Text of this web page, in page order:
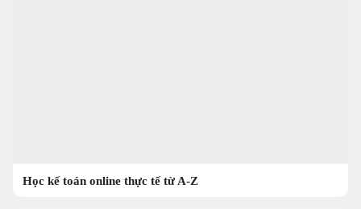
Học kế toán online thực tế từ A-Z